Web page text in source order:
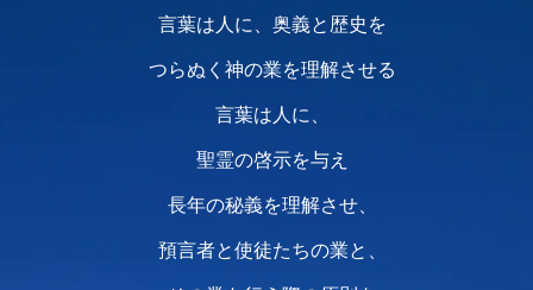
言葉は人に、奥義と歴史を
つらぬく神の業を理解させる
言葉は人に、
聖霊の啓示を与え
長年の秘義を理解させ、
預言者と使徒たちの業と、